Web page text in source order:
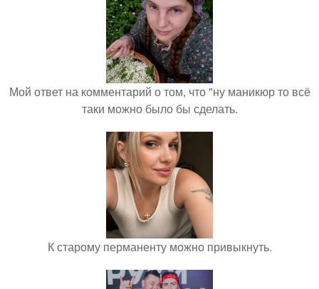
Мой ответ на комментарий о том, что "ну маникюр то всё
таки можно было бы сделать.
К старому перманенту можно привыкнуть.